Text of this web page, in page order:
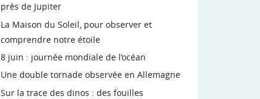
près de Jupiter
La Maison du Soleil, pour observer et
comprendre notre étoile
8 juin : journée mondiale de l’océan
Une double tornade observée en Allemagne
Sur la trace des dinos : des fouilles